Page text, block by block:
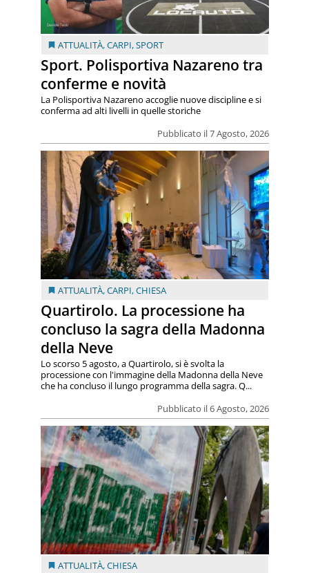
ATTUALITÀ,CARPI,SPORT
Sport. Polisportiva Nazareno tra
conferme e novità
Pubblicato il 7 Agosto, 2026
La Polisportiva Nazareno accoglie nuove discipline e si
conferma ad alti livelli in quelle storiche
ATTUALITÀ,CARPI,CHIESA
Quartirolo. La processione ha
concluso la sagra della Madonna
della Neve
Pubblicato il 6 Agosto, 2026
Lo scorso 5 agosto, a Quartirolo, si è svolta la
processione con l'immagine della Madonna della Neve
che ha concluso il lungo programma della sagra. Q...
ATTUALITÀ,CHIESA